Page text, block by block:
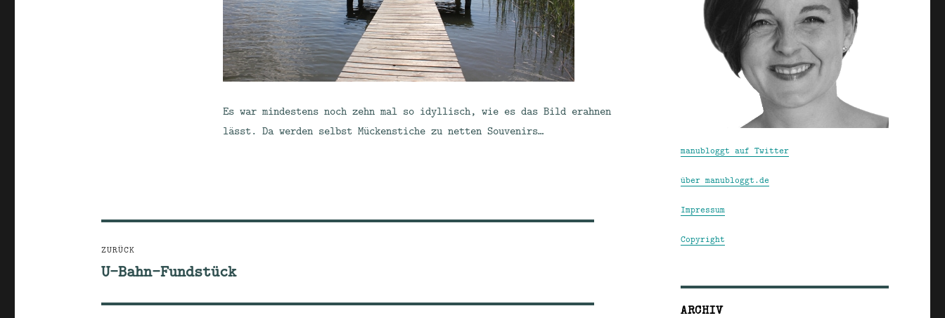
Es war mindestens noch zehn mal so idyllisch, wie es das Bild erahnen
lässt. Da werden selbst Mückenstiche zu netten Souvenirs…
ZURÜCK
Vorheriger
U-Bahn-Fundstück
manubloggt auf Twitter
über manubloggt.de
Impressum
Copyright
ARCHIV